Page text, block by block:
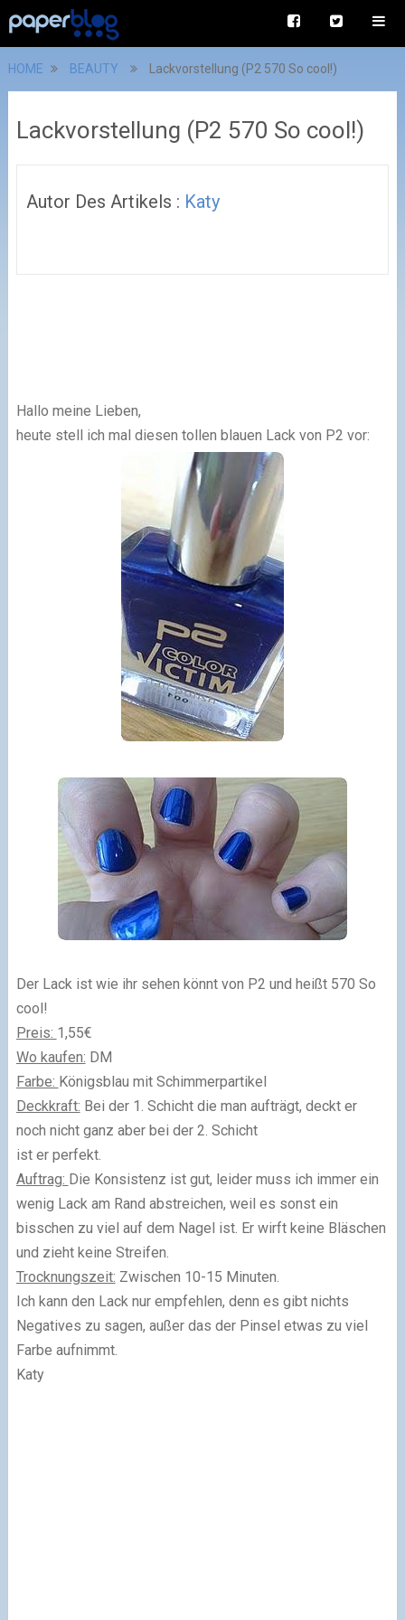
HOME BEAUTY Lackvorstellung (P2 570 So cool!)
Lackvorstellung (P2 570 So cool!)
Autor Des Artikels : Katy
Hallo meine Lieben,
heute stell ich mal diesen tollen blauen Lack von P2 vor:
Der Lack ist wie ihr sehen könnt von P2 und heißt 570 So
cool!
Preis: 1,55€
Wo kaufen: DM
Farbe: Königsblau mit Schimmerpartikel
Deckkraft: Bei der 1. Schicht die man aufträgt, deckt er
noch nicht ganz aber bei der 2. Schicht
ist er perfekt.
Auftrag: Die Konsistenz ist gut, leider muss ich immer ein
wenig Lack am Rand abstreichen, weil es sonst ein
bisschen zu viel auf dem Nagel ist. Er wirft keine Bläschen
und zieht keine Streifen.
Trocknungszeit: Zwischen 10-15 Minuten.
Ich kann den Lack nur empfehlen, denn es gibt nichts
Negatives zu sagen, außer das der Pinsel etwas zu viel
Farbe aufnimmt.
Katy